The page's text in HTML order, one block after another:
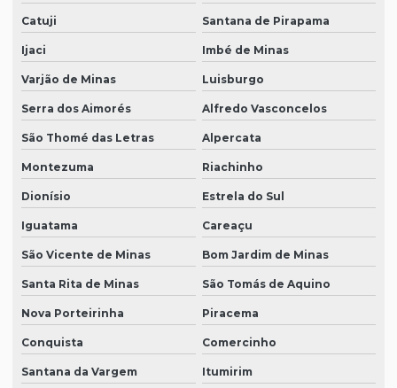
Catuji Santana de Pirapama
Ijaci Imbé de Minas
Varjão de Minas Luisburgo
Serra dos Aimorés Alfredo Vasconcelos
São Thomé das Letras Alpercata
Montezuma Riachinho
Dionísio Estrela do Sul
Iguatama Careaçu
São Vicente de Minas Bom Jardim de Minas
Santa Rita de Minas São Tomás de Aquino
Nova Porteirinha Piracema
Conquista Comercinho
Santana da Vargem Itumirim